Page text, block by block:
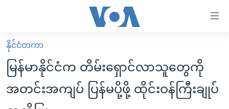
လွယ်ကူ
စေ
မူလစာမျက်နှာ
မြန်မာ
ကမ္ဘာ့သတင်းများ
နိုင်ငံတကာ
မြန်မာနိုင်ငံက တိမ်းရှောင်လာသူတွေကို
အတင်းအကျပ် ပြန်မပို့ဖို့ ထိုင်းဝန်ကြီးချုပ်